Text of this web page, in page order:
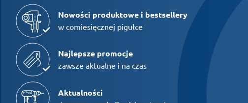
Nowości produktowe i bestsellery
w comiesięcznej pigułce
Najlepsze promocje
zawsze aktualne i na czas
Aktualności